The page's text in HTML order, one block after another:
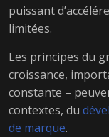
puissant
limitées.
Les principes du
croissance,
constante –
contextes, du
de marque.